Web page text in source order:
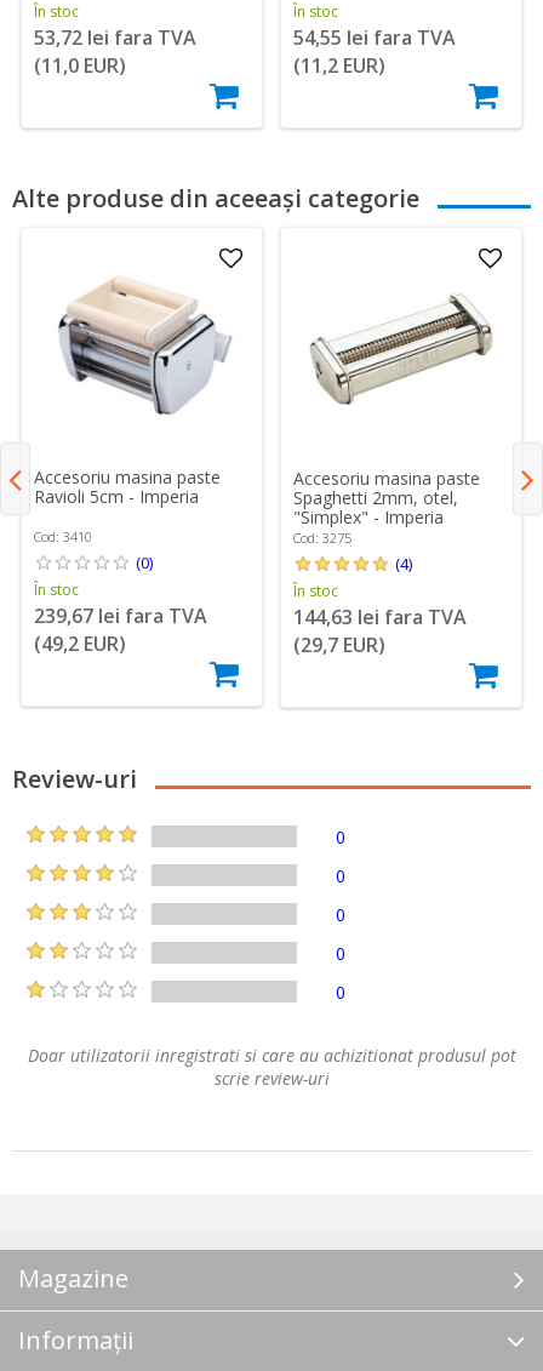
În stoc
53,72 lei fara TVA
(11,0 EUR)
În stoc
54,55 lei fara TVA
(11,2 EUR)
Alte produse din aceeași categorie
Accesoriu masina paste
Ravioli 5cm - Imperia
Cod: 3410
(0)
În stoc
239,67 lei fara TVA
(49,2 EUR)
Accesoriu masina paste
Spaghetti 2mm, otel,
"Simplex" - Imperia
Cod: 3275
(4)
În stoc
144,63 lei fara TVA
(29,7 EUR)
Review-uri
0
0
0
0
0
Doar utilizatorii inregistrati si care au achizitionat produsul pot
scrie review-uri
Magazine
Informații